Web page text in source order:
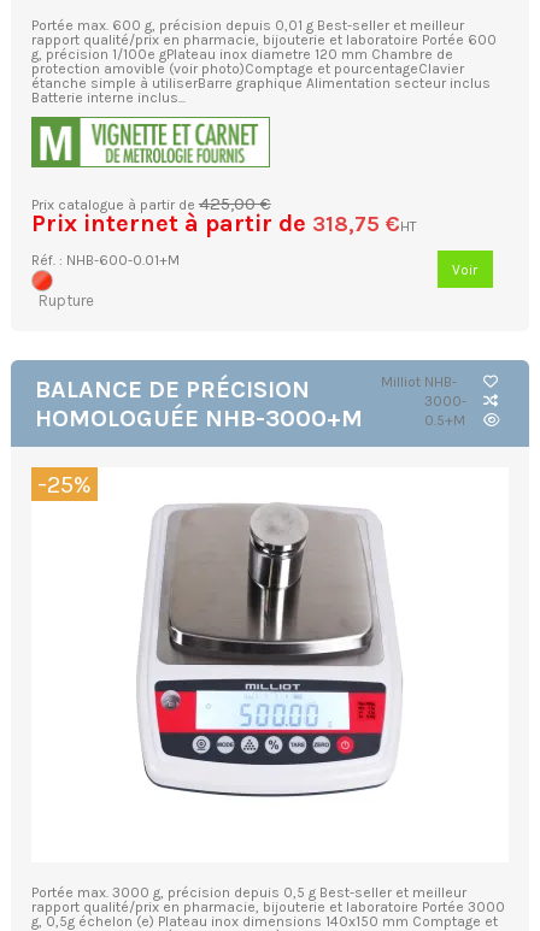
Portée max. 600 g, précision depuis 0,01 g Best-seller et meilleur
rapport qualité/prix en pharmacie, bijouterie et laboratoire Portée 600
g, précision 1/100e gPlateau inox diametre 120 mm Chambre de
protection amovible (voir photo)Comptage et pourcentageClavier
étanche simple à utiliserBarre graphique Alimentation secteur inclus
Batterie interne inclus...
Prix catalogue à partir de425,00 €
Prix internet à partir de 318,75 €HT
Réf. : NHB-600-0.01+M
Rupture
Voir
BALANCE DE PRÉCISION
HOMOLOGUÉE NHB-3000+M
Milliot NHB-
3000-
0.5+M
-25%
Portée max. 3000 g, précision depuis 0,5 g Best-seller et meilleur
rapport qualité/prix en pharmacie, bijouterie et laboratoire Portée 3000
g, 0,5g échelon (e) Plateau inox dimensions 140x150 mm Comptage et